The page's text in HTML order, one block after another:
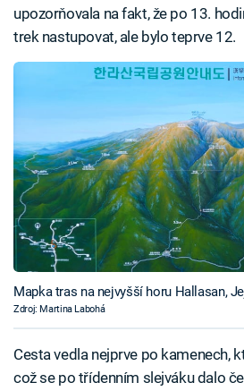
upozorňovala na fakt, že po 13.
trek nastupovat, ale bylo teprve 12.
Mapka tras na nejvyšší horu Hallasan,
Zdroj: Martina Labohá
Cesta vedla nejprve po kamenech,
což se po třídenním slejváku dalo